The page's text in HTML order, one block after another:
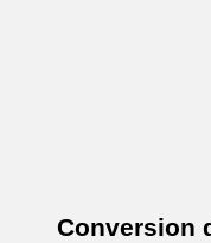
Conversion